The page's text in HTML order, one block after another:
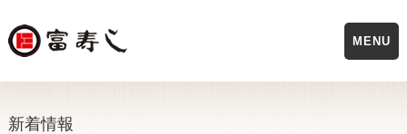
新着情報
MENU